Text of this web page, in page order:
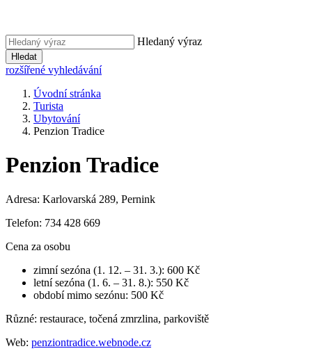
Hledaný výraz
Hledat
rozšířené vyhledávání
Úvodní stránka
Turista
Ubytování
Penzion Tradice
Penzion Tradice
Adresa: Karlovarská 289, Pernink
Telefon: 734 428 669
Cena za osobu
zimní sezóna (1. 12. – 31. 3.): 600 Kč
letní sezóna (1. 6. – 31. 8.): 550 Kč
období mimo sezónu: 500 Kč
Různé: restaurace, točená zmrzlina, parkoviště
Web: penziontradice.webnode.cz